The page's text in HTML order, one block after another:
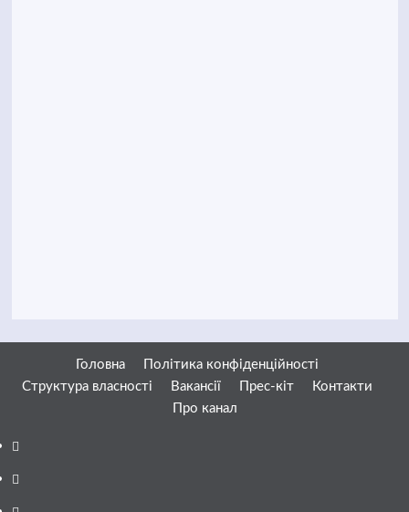
Головна
Політика конфіденційності
Структура власності
Вакансії Прес-кіт
Контакти
Про канал
Facebook
YouTube